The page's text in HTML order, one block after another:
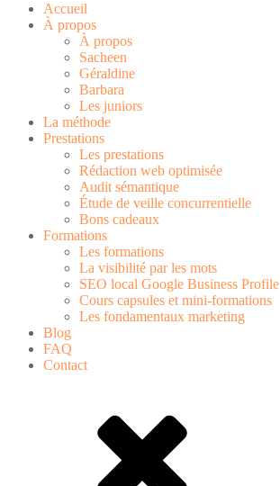
Accueil
À propos
À propos
Sacheen
Géraldine
Barbara
Les juniors
La méthode
Prestations
Les prestations
Rédaction web optimisée
Audit sémantique
Étude de veille concurrentielle
Bons cadeaux
Formations
Les formations
La visibilité par les mots
SEO local Google Business Profile
Cours capsules et mini-formations
Les fondamentaux marketing
Blog
FAQ
Contact